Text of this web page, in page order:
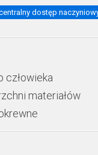
dostęp
człowieka
materiałów